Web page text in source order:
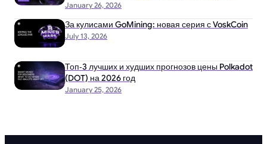
January 26, 2026
July 13, 2026
За кулисами GoMining: новая серия с VoskCoin
January 25, 2026
Топ‑3 лучших и худших прогнозов цены Polkadot
(DOT) на 2026 год